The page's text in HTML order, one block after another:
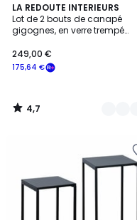
LA REDOUTE INTERIEURS
Lot de 2 bouts de canapé
gigognes, en verre trempé
175,64 €
249,00 €
4,7
/ 5
2
Couleurs
4,7
/